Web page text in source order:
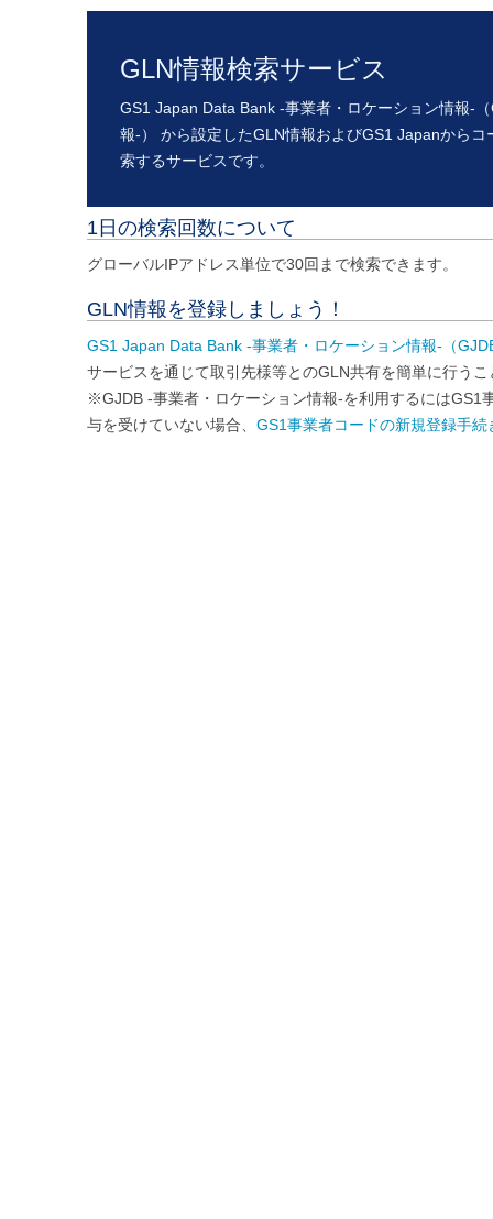
GLN情報検索サービス
GS1 Japan Data Bank -事業者・ロケーション情報-
報-） から設定したGLN情報およびGS1 Japanから
索するサービスです。
1日の検索回数について
グローバルIPアドレス単位で30回まで検索できます。
GLN情報を登録しましょう！
GS1 Japan Data Bank -事業者・ロケーション情報-（
サービスを通じて取引先様等とのGLN共有を簡単に行う
※GJDB -事業者・ロケーション情報-を利用するにはGS1
与を受けていない場合、 GS1事業者コードの新規登録手続